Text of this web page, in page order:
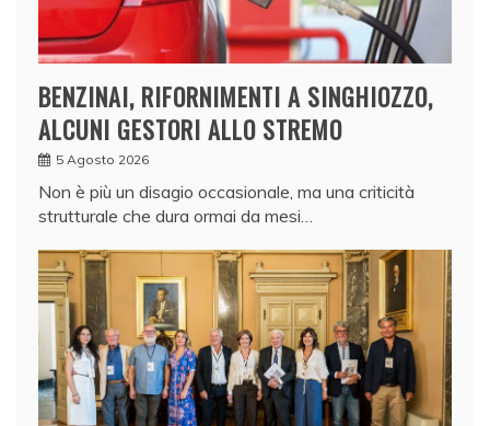
BENZINAI, RIFORNIMENTI A SINGHIOZZO,
ALCUNI GESTORI ALLO STREMO
5 Agosto 2026
Non è più un disagio occasionale, ma una criticità
strutturale che dura ormai da mesi…